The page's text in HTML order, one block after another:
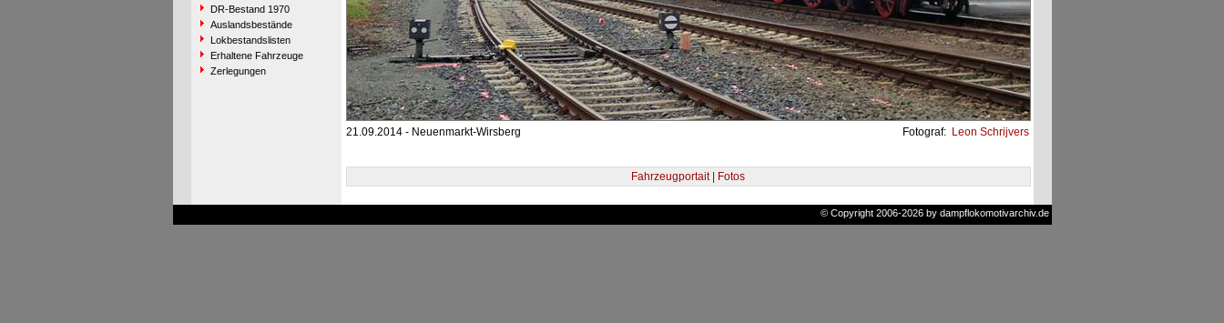
DR-Bestand 1970
Auslandsbestände
Lokbestandslisten
Erhaltene Fahrzeuge
Zerlegungen
21.09.2014 - Neuenmarkt-Wirsberg Fotograf: Leon Schrijvers
Fahrzeugportait | Fotos
© Copyright 2006-2026 by dampflokomotivarchiv.de